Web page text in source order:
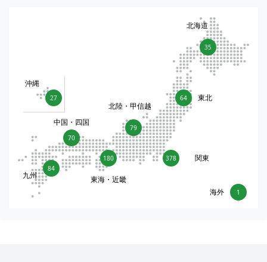
35
北海道
64 東北
378 関東
79
北陸・甲信越
180
東海・近畿
70
中国・四国
84
九州
27
沖縄
1
海外